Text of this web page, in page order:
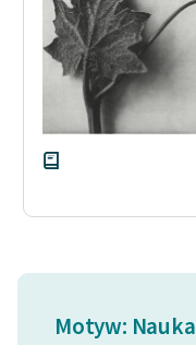
Motyw: Nauka